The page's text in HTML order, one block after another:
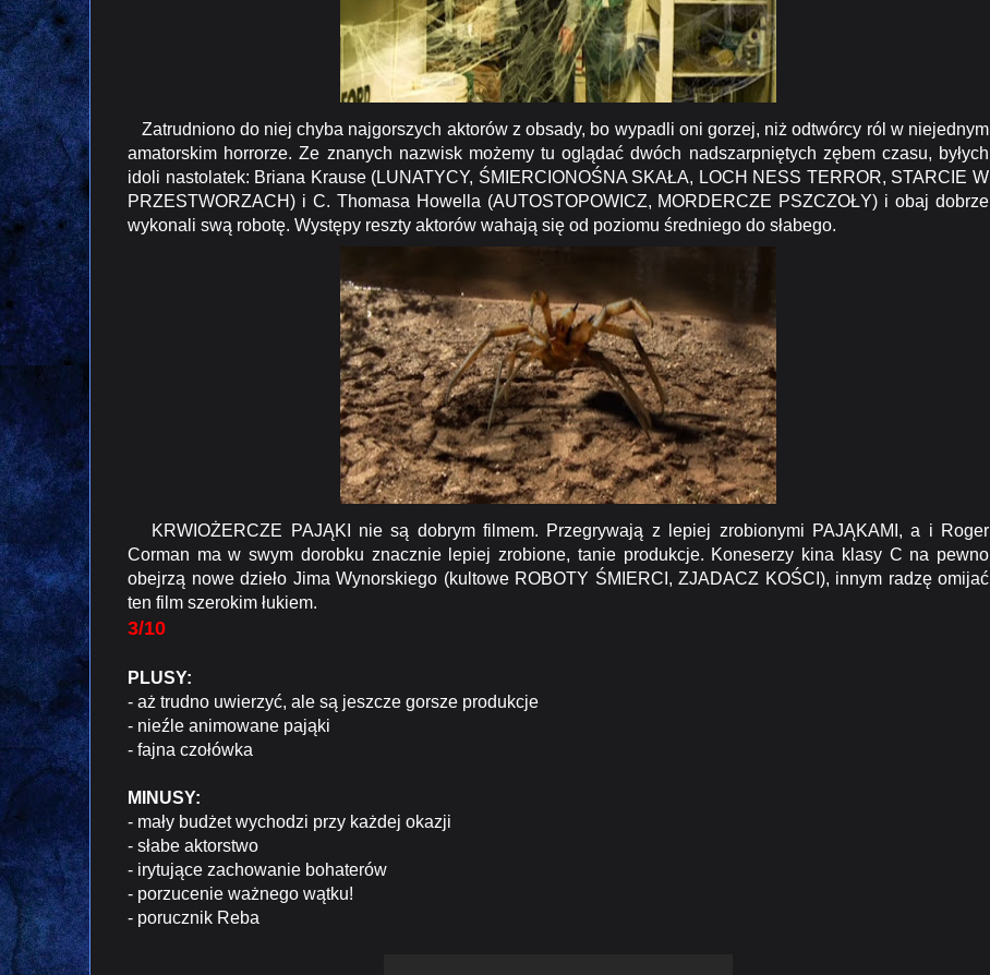
Zatrudniono do niej chyba najgorszych aktorów z obsady, bo wypadli oni gorzej, niż odtwórcy ról w niejednym
amatorskim horrorze. Ze znanych nazwisk możemy tu oglądać dwóch nadszarpniętych zębem czasu, byłych
idoli nastolatek: Briana Krause (LUNATYCY, ŚMIERCIONOŚNA SKAŁA, LOCH NESS TERROR, STARCIE W
PRZESTWORZACH) i C. Thomasa Howella (AUTOSTOPOWICZ, MORDERCZE PSZCZOŁY) i obaj dobrze
wykonali swą robotę. Występy reszty aktorów wahają się od poziomu średniego do słabego.
KRWIOŻERCZE PAJĄKI nie są dobrym filmem. Przegrywają z lepiej zrobionymi PAJĄKAMI , a i Roger
Corman ma w swym dorobku znacznie lepiej zrobione, tanie produkcje. Koneserzy kina klasy C na pewno
obejrzą nowe dzieło Jima Wynorskiego (kultowe ROBOTY ŚMIERCI, ZJADACZ KOŚCI), innym radzę omijać
ten film szerokim łukiem.
3/10
PLUSY:
- aż trudno uwierzyć, ale są jeszcze gorsze produkcje
- nieźle animowane pająki
- fajna czołówka
MINUSY:
- mały budżet wychodzi przy każdej okazji
- słabe aktorstwo
- irytujące zachowanie bohaterów
- porzucenie ważnego wątku!
- porucznik Reba